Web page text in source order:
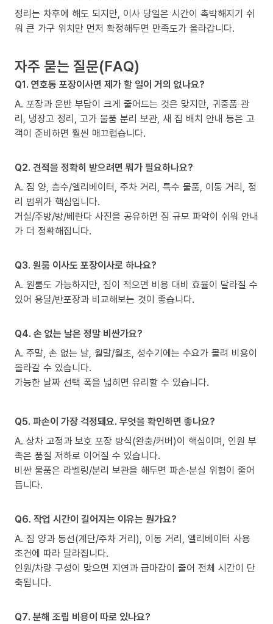
정리는 차후에 해도 되지만, 이사 당일은 시간이 촉박해지기 쉬
워 큰 가구 위치만 먼저 확정해두면 만족도가 올라갑니다.
자주 묻는 질문(FAQ)
Q1. 연호동 포장이사면 제가 할 일이 거의 없나요?
A. 포장과 운반 부담이 크게 줄어드는 것은 맞지만, 귀중품 관
리, 냉장고 정리, 고가 물품 분리 보관, 새 집 배치 안내 등은 고
객이 준비하면 훨씬 매끄럽습니다.
Q2. 견적을 정확히 받으려면 뭐가 필요하나요?
A. 짐 양, 층수/엘리베이터, 주차 거리, 특수 물품, 이동 거리, 정
리 범위가 핵심입니다.
거실/주방/방/베란다 사진을 공유하면 짐 규모 파악이 쉬워 안내
가 더 정확해집니다.
Q3. 원룸 이사도 포장이사로 하나요?
A. 원룸도 가능하지만, 짐이 적으면 비용 대비 효율이 달라질 수
있어 용달/반포장과 비교해보는 것이 좋습니다.
Q4. 손 없는 날은 정말 비싼가요?
A. 주말, 손 없는 날, 월말/월초, 성수기에는 수요가 몰려 비용이
올라갈 수 있습니다.
가능한 날짜 선택 폭을 넓히면 유리할 수 있습니다.
Q5. 파손이 가장 걱정돼요. 무엇을 확인하면 좋나요?
A. 상차 고정과 보호 포장 방식(완충/커버)이 핵심이며, 인원 부
족은 품질 저하로 이어질 수 있습니다.
비싼 물품은 라벨링/분리 보관을 해두면 파손·분실 위험이 줄어
듭니다.
Q6. 작업 시간이 길어지는 이유는 뭔가요?
A. 짐 양과 동선(계단/주차 거리), 이동 거리, 엘리베이터 사용
조건에 따라 달라집니다.
인원/차량 구성이 맞으면 지연과 급마감이 줄어 전체 시간이 단
축됩니다.
Q7. 분해 조립 비용이 따로 있나요?